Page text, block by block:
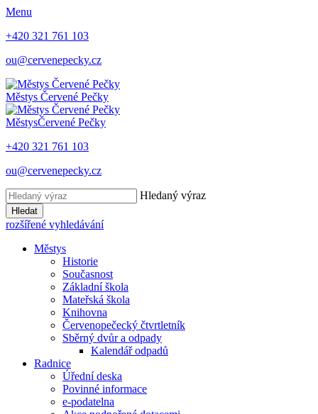
Menu
+420 321 761 103
ou@cervenepecky.cz
Městys Červené Pečky
MěstysČervené Pečky
+420 321 761 103
ou@cervenepecky.cz
Hledaný výraz
Hledat
rozšířené vyhledávání
Městys
Historie
Současnost
Základní škola
Mateřská škola
Knihovna
Červenopečecký čtvrtletník
Sběrný dvůr a odpady
Kalendář odpadů
Radnice
Úřední deska
Povinné informace
e-podatelna